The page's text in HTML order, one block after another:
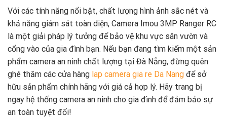
Với các tính năng nổi bật, chất lượng hình ảnh sắc nét và
khả năng giám sát toàn diện, Camera Imou 3MP Ranger RC
là một giải pháp lý tưởng để bảo vệ khu vực sân vườn và
cổng vào của gia đình bạn. Nếu bạn đang tìm kiếm một sản
phẩm camera an ninh chất lượng tại Đà Nẵng, đừng quên
ghé thăm các cửa hàng lap camera gia re Da Nang để sở
hữu sản phẩm chính hãng với giá cả hợp lý. Hãy trang bị
ngay hệ thống camera an ninh cho gia đình để đảm bảo sự
an toàn tuyệt đối!